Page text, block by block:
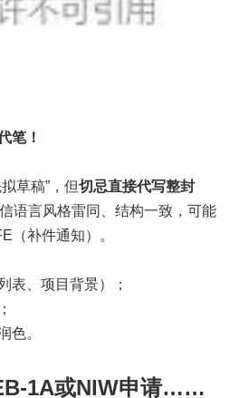
笔！
草稿”，但切忌直接代写整封
语言风格雷同、结构一致，可能
（补件通知）。
表、项目背景）；
；
色。
1A或NIW申请……